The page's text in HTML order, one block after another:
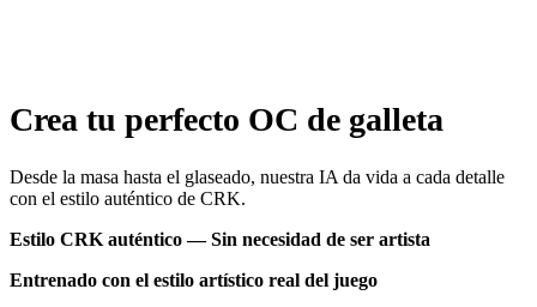
Crea tu perfecto OC de galleta
Desde la masa hasta el glaseado, nuestra IA da vida a cada detalle
con el estilo auténtico de CRK.
Estilo CRK auténtico — Sin necesidad de ser artista
Entrenado con el estilo artístico real del juego